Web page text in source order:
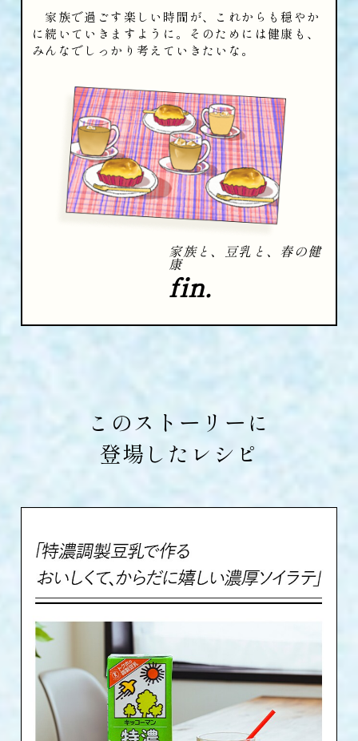
家族で過ごす楽しい時間が、これからも穏やか
に続いていきますように。そのためには健康も、
みんなでしっかり考えていきたいな。
家族と、豆乳と、春の健
康
fin.
このストーリーに
登場したレシピ